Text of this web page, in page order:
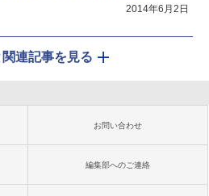
2014年6月2日
関連記事を見る
お問い合わせ
編集部へのご連絡